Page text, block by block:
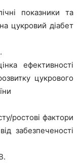
показники та
цукровий діабет
ефективності
цукрового
ростові фактори
забезпеченості